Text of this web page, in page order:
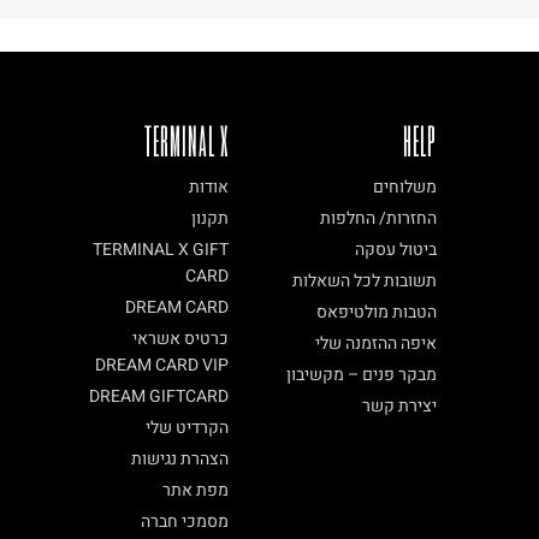
TERMINAL X
אודות
תקנון
TERMINAL X GIFT
CARD
DREAM CARD
כרטיס אשראי
DREAM CARD VIP
DREAM GIFTCARD
הקרדיט שלי
הצהרת נגישות
מפת אתר
מסמכי חברה
HELP
משלוחים
החזרות/ החלפות
ביטול עסקה
תשובות לכל השאלות
הטבות מולטיפאס
איפה ההזמנה שלי
מבקר פנים – מקשיבון
יצירת קשר